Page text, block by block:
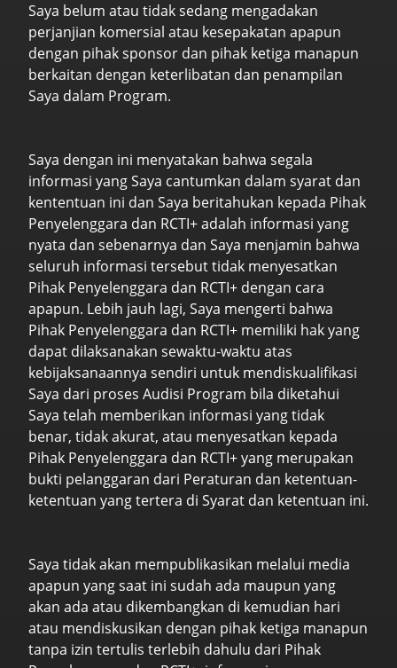
Saya belum atau tidak sedang mengadakan
perjanjian komersial atau kesepakatan apapun
dengan pihak sponsor dan pihak ketiga manapun
berkaitan dengan keterlibatan dan penampilan
Saya dalam Program.
Saya dengan ini menyatakan bahwa segala
informasi yang Saya cantumkan dalam syarat dan
kententuan ini dan Saya beritahukan kepada Pihak
Penyelenggara dan RCTI+ adalah informasi yang
nyata dan sebenarnya dan Saya menjamin bahwa
seluruh informasi tersebut tidak menyesatkan
Pihak Penyelenggara dan RCTI+ dengan cara
apapun. Lebih jauh lagi, Saya mengerti bahwa
Pihak Penyelenggara dan RCTI+ memiliki hak yang
dapat dilaksanakan sewaktu-waktu atas
kebijaksanaannya sendiri untuk mendiskualifikasi
Saya dari proses Audisi Program bila diketahui
Saya telah memberikan informasi yang tidak
benar, tidak akurat, atau menyesatkan kepada
Pihak Penyelenggara dan RCTI+ yang merupakan
bukti pelanggaran dari Peraturan dan ketentuan-
ketentuan yang tertera di Syarat dan ketentuan ini.
Saya tidak akan mempublikasikan melalui media
apapun yang saat ini sudah ada maupun yang
akan ada atau dikembangkan di kemudian hari
atau mendiskusikan dengan pihak ketiga manapun
tanpa izin tertulis terlebih dahulu dari Pihak